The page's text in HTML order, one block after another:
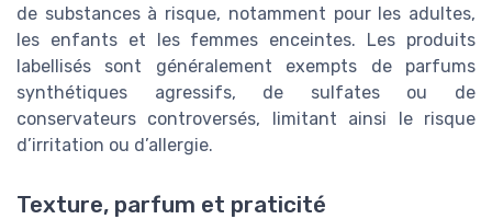
de substances à risque, notamment pour les adultes,
les enfants et les femmes enceintes. Les produits
labellisés sont généralement exempts de parfums
synthétiques agressifs, de sulfates ou de
conservateurs controversés, limitant ainsi le risque
d’irritation ou d’allergie.
Texture, parfum et praticité